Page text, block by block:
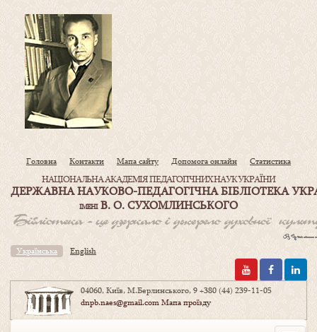
Головна Контакти Мапа сайту Допомога онлайн Статистика
НАЦІОНАЛЬНА АКАДЕМІЯ ПЕДАГОГІЧНИХ НАУК УКРАЇНИ
ДЕРЖАВНА НАУКОВО-ПЕДАГОГІЧНА БІБЛІОТЕКА
ІМЕНІВ. О. СУХОМЛИНСЬКОГО
Українська English
04060, Київ, М.Берлинського, 9+380 (44) 239-11-05
dnpb.naes@gmail.comМапа проїзду